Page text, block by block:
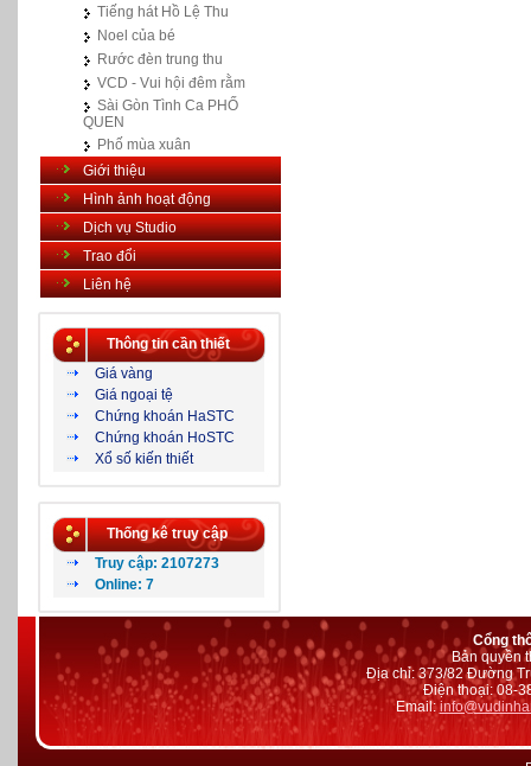
Tiếng hát Hồ Lệ Thu
Noel của bé
Rước đèn trung thu
VCD - Vui hội đêm rằm
Sài Gòn Tình Ca PHỐ
QUEN
Phố mùa xuân
Giới thiệu
Hình ảnh hoạt động
Dịch vụ Studio
Trao đổi
Liên hệ
Thông tin cần thiết
Giá vàng
Giá ngoại tệ
Chứng khoán HaSTC
Chứng khoán HoSTC
Xổ số kiến thiết
Thống kê truy cập
Truy cập: 2107273
Online: 7
Cổng
Bản quyền
Địa chỉ: 373/82 Đường
Điện thoại: 08-
Email: